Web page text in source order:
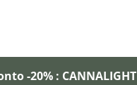
-20% : CANNALIGHT